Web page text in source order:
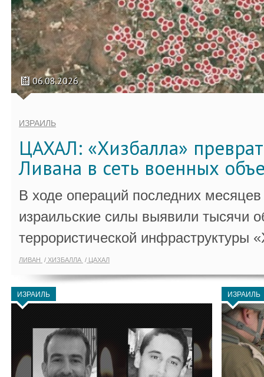
06.08.2026
ИЗРАИЛЬ
ЦАХАЛ: «Хизбалла»
Ливана в сеть военных
В ходе операций последних
израильские силы выявили тысячи
террористической инфраструктуры
ЛИВАН ХИЗБАЛЛА ЦАХАЛ
ИЗРАИЛЬ ИЗРАИЛЬ